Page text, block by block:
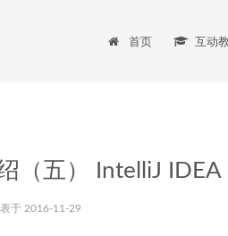
首页 互动
（五） IntelliJ IDEA
于 2016-11-29